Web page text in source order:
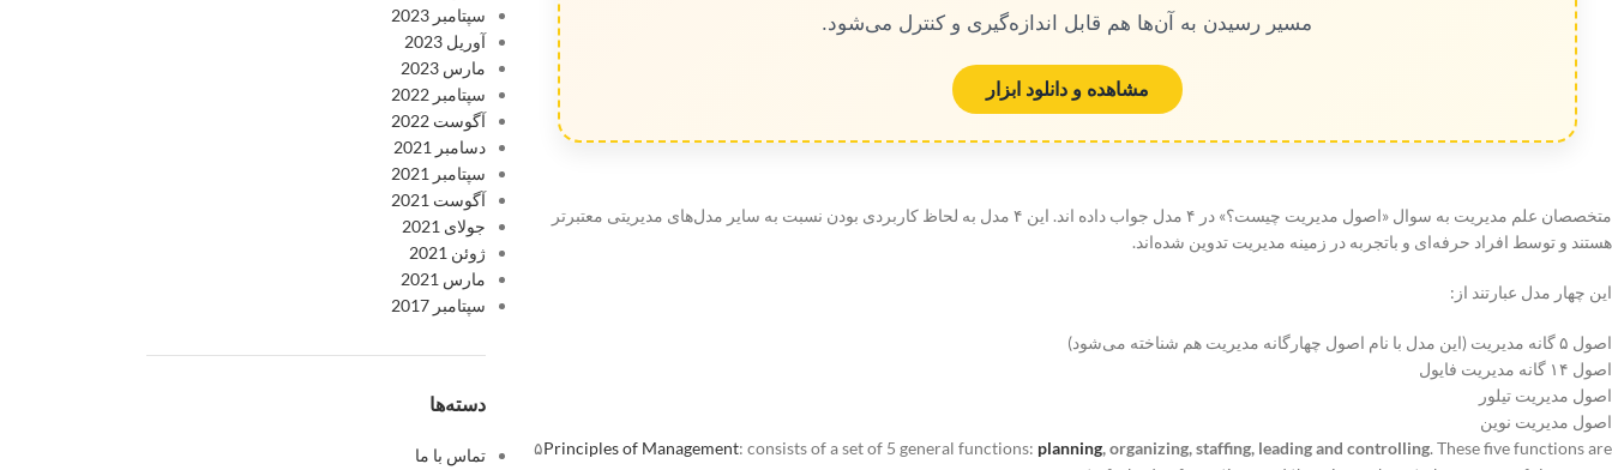
مسیر رسیدن به آن‌ها هم قابل اندازه‌گیری و کنترل می‌شود.
مشاهده و دانلود ابزار
متخصصان علم مدیریت به سوال «اصول مدیریت چیست؟» در ۴ مدل جواب داده اند. این ۴ مدل به لحاظ کاربردی بودن نسبت به سایر مدل‌های مدیریتی معتبرتر
هستند و توسط افراد حرفه‌ای و باتجربه در زمینه مدیریت تدوین شده‌اند.
این چهار مدل عبارتند از:
اصول ۵ گانه مدیریت (این مدل با نام اصول چهارگانه مدیریت هم شناخته می‌شود)
اصول ۱۴ گانه مدیریت فایول
اصول مدیریت تیلور
اصول مدیریت نوین
۵Principles of Management: consists of a set of 5 general functions: planning, organizing, staffing, leading and controlling. These five functions are
سپتامبر 2023
آوریل 2023
مارس 2023
سپتامبر 2022
آگوست 2022
دسامبر 2021
سپتامبر 2021
آگوست 2021
جولای 2021
ژوئن 2021
مارس 2021
سپتامبر 2017
دسته‌ها
تماس با ما